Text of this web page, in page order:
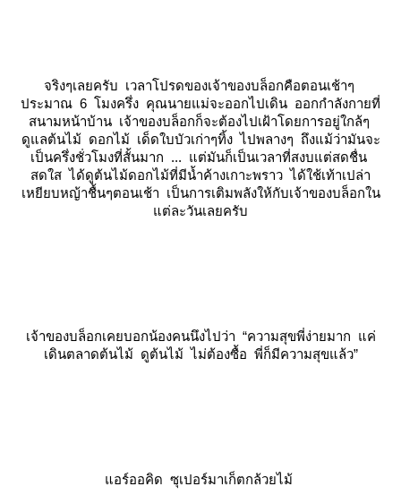
จริงๆเลยครับ เวลาโปรดของเจ้าของบล็อกคือตอนเช้าๆ
ประมาณ 6 โมงครึ่ง คุณนายแม่จะออกไปเดิน ออกกำลังกายที่
สนามหน้าบ้าน เจ้าของบล็อกก็จะต้องไปเฝ้าโดยการอยู่ใกล้ๆ
ดูแลต้นไม้ ดอกไม้ เด็ดใบบัวเก่าๆทิ้ง ไปพลางๆ ถึงแม้ว่ามันจะ
เป็นครึ่งชั่วโมงที่สั้นมาก ... แต่มันก็เป็นเวลาที่สงบแต่สดชื่น
สดใส ได้ดูต้นไม้ดอกไม้ที่มีน้ำค้างเกาะพราว ได้ใช้เท้าเปล่า
เหยียบหญ้าชื้นๆตอนเช้า เป็นการเติมพลังให้กับเจ้าของบล็อกใน
ต่ละวันเลยครับ
เจ้าของบล็อกเคยบอกน้องคนนึงไปว่า “ความสุขพี่ง่ายมาก แค่
เดินตลาดต้นไม้ ดูต้นไม้ ไม่ต้องซื้อ พี่ก็มีความสุขแล้ว”
อร์ออคิด ซุเปอร์มาเก็ตกล้วยไม้